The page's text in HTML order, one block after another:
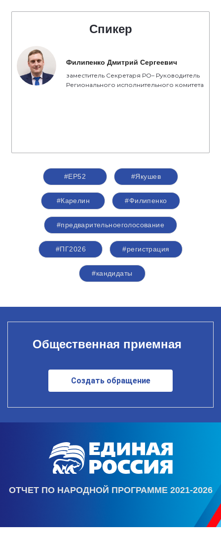
Спикер
Филипенко Дмитрий Сергеевич
заместитель Секретаря РО– Руководитель
Регионального исполнительного комитета
#ЕР52 #Якушев
#Карелин #Филипенко
#предварительноеголосование
#ПГ2026 #регистрация
#кандидаты
Общественная приемная
Создать обращение
ОТЧЕТ ПО НАРОДНОЙ ПРОГРАММЕ 2021-2026